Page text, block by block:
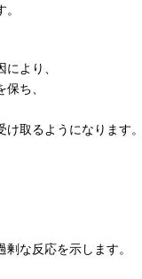
より、
ち、
け取るようになります
な反応を示します。